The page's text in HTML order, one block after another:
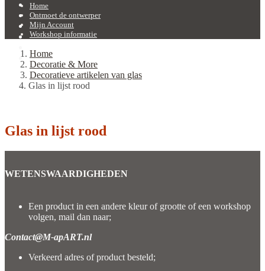
Home
Ontmoet de ontwerper
Mijn Account
Workshop informatie
Home
Decoratie & More
Decoratieve artikelen van glas
Glas in lijst rood
Glas in lijst rood
WETENSWAARDIGHEDEN
Een product in een andere kleur of grootte of een workshop
volgen, mail dan naar;
Contact@M-apART.nl
Verkeerd adres of product besteld;